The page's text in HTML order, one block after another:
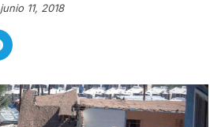
junio 11, 2018